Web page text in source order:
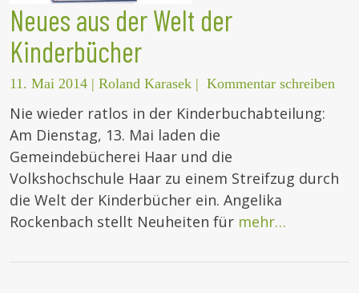
Neues aus der Welt der
Kinderbücher
11. Mai 2014 | Roland Karasek | Kommentar schreiben
Nie wieder ratlos in der Kinderbuchabteilung:
Am Dienstag, 13. Mai laden die
Gemeindebücherei Haar und die
Volkshochschule Haar zu einem Streifzug durch
die Welt der Kinderbücher ein. Angelika
Rockenbach stellt Neuheiten für mehr…